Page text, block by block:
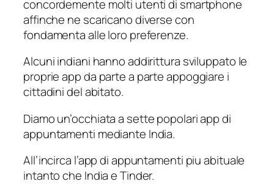
concordemente molti utenti di smartphone
affinche ne scaricano diverse con
fondamenta alle loro preferenze.
Alcuni indiani hanno addirittura sviluppato le
proprie app da parte a parte appoggiare i
cittadini del abitato.
Diamo un’occhiata a sette popolari app di
appuntamenti mediante India.
All’incirca l’app di appuntamenti piu abituale
intanto che India e Tinder.